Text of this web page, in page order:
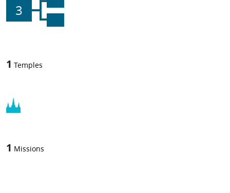
3
1 Temples
1 Missions